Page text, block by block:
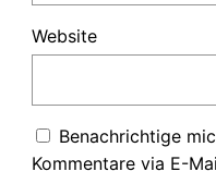
Website
Benachrichtige
Kommentare via E-